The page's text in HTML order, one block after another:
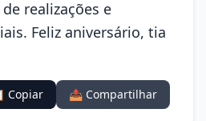
realizações e
Feliz aniversário, tia
Copiar 📤 Compartilhar